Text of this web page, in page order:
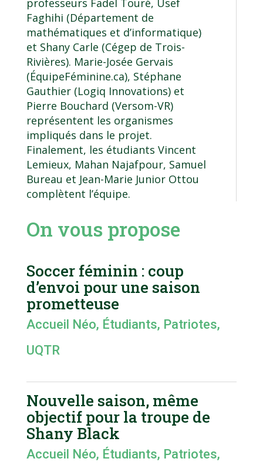
professeurs Fadel Touré, Usef
Faghihi (Département de
mathématiques et d’informatique)
et Shany Carle (Cégep de Trois-
Rivières). Marie-Josée Gervais
(ÉquipeFéminine.ca), Stéphane
Gauthier (Logiq Innovations) et
Pierre Bouchard (Versom-VR)
représentent les organismes
impliqués dans le projet.
Finalement, les étudiants Vincent
Lemieux, Mahan Najafpour, Samuel
Bureau et Jean-Marie Junior Ottou
complètent l’équipe.
On vous propose
Soccer féminin : coup
d’envoi pour une saison
prometteuse
Accueil Néo, Étudiants, Patriotes,
UQTR
Nouvelle saison, même
objectif pour la troupe de
Shany Black
Accueil Néo, Étudiants, Patriotes,